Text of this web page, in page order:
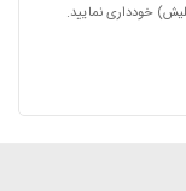
خودداری نمایید.